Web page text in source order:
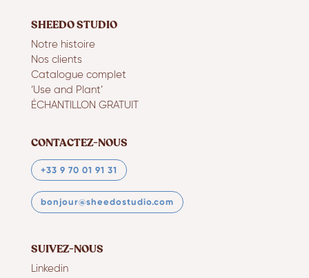
SHEEDO STUDIO
Notre histoire
Nos clients
Catalogue complet
‘Use and Plant’
ÉCHANTILLON GRATUIT
CONTACTEZ-NOUS
+33 9 70 01 91 31
bonjour@sheedostudio.com
SUIVEZ-NOUS
Linkedin